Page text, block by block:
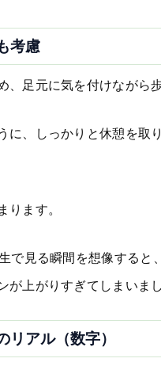
考慮
、足元に気を付けながら
に、しっかりと休憩を取
ります。
で見る瞬間を想像すると
が上がりすぎてしまいまし
リアル（数字）